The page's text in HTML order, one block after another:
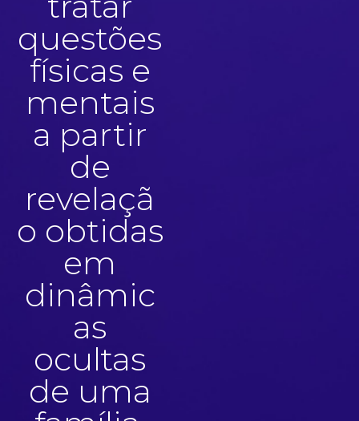
questões
físicas e
mentais
a partir
de
revelaçã
o obtidas
em
dinâmic
as
ocultas
de uma